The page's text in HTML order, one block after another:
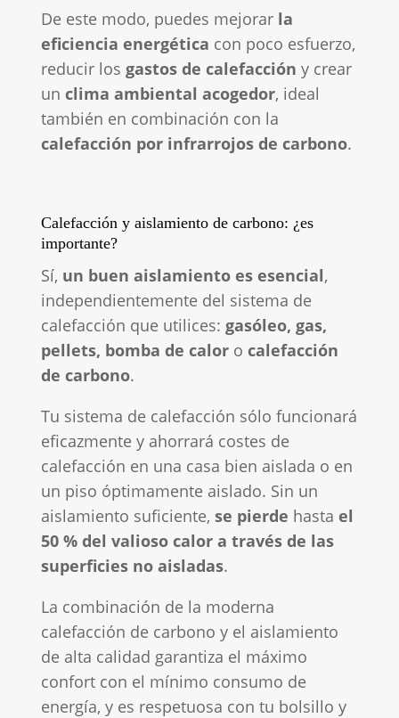
De este modo, puedes mejorar la
eficiencia energética con poco esfuerzo,
reducir los gastos de calefacción y crear
un clima ambiental acogedor, ideal
también en combinación con la
calefacción por infrarrojos de carbono.
Calefacción y aislamiento de carbono: ¿es
importante?
Sí, un buen aislamiento es esencial,
independientemente del sistema de
calefacción que utilices: gasóleo, gas,
pellets, bomba de caloro calefacción
de carbono.
Tu sistema de calefacción sólo funcionará
eficazmente y ahorrará costes de
calefacción en una casa bien aislada o en
un piso óptimamente aislado. Sin un
aislamiento suficiente, se pierde hasta el
50 % del valioso calor a través de las
superficies no aisladas.
La combinación de la moderna
calefacción de carbono y el aislamiento
de alta calidad garantiza el máximo
confort con el mínimo consumo de
energía, y es respetuosa con tu bolsillo y